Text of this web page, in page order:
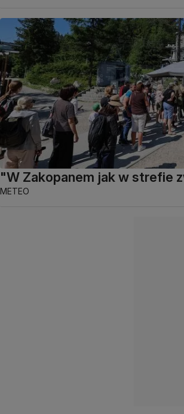
"W Zakopanem jak w strefie
METEO